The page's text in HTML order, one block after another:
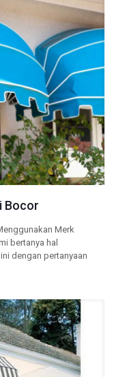
Bocor
Merk
bertanya hal
dengan pertanyaan